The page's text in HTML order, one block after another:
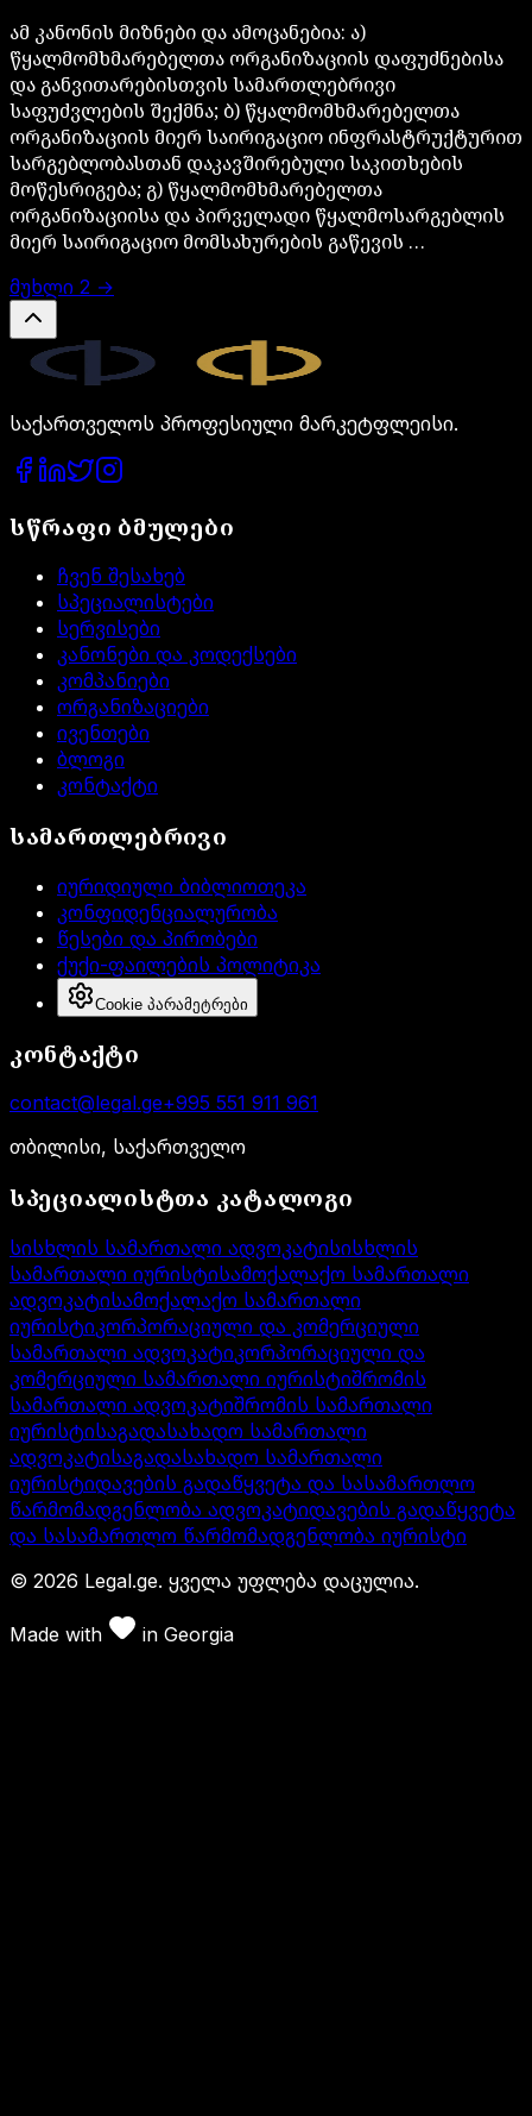
ამ კანონის მიზნები და ამოცანებია: ა)
წყალმომხმარებელთა ორგანიზაციის დაფუძნებისა
და განვითარებისთვის სამართლებრივი
საფუძვლების შექმნა; ბ) წყალმომხმარებელთა
ორგანიზაციის მიერ საირიგაციო ინფრასტრუქტურით
სარგებლობასთან დაკავშირებული საკითხების
მოწესრიგება; გ) წყალმომხმარებელთა
ორგანიზაციისა და პირველადი წყალმოსარგებლის
მიერ საირიგაციო მომსახურების გაწევის …
მუხლი 2 →
საქართველოს პროფესიული მარკეტფლეისი.
სწრაფი ბმულები
ჩვენ შესახებ
სპეციალისტები
სერვისები
კანონები და კოდექსები
კომპანიები
ორგანიზაციები
ივენთები
ბლოგი
კონტაქტი
სამართლებრივი
იურიდიული ბიბლიოთეკა
კონფიდენციალურობა
წესები და პირობები
ქუქი-ფაილების პოლიტიკა
Cookie პარამეტრები
კონტაქტი
contact@legal.ge+995 551 911 961
თბილისი, საქართველო
სპეციალისტთა კატალოგი
სისხლის სამართალი ადვოკატისისხლის
სამართალი იურისტისამოქალაქო სამართალი
ადვოკატისამოქალაქო სამართალი
იურისტიკორპორაციული და კომერციული
სამართალი ადვოკატიკორპორაციული და
კომერციული სამართალი იურისტიშრომის
სამართალი ადვოკატიშრომის სამართალი
იურისტისაგადასახადო სამართალი
ადვოკატისაგადასახადო სამართალი
იურისტიდავების გადაწყვეტა და სასამართლო
წარმომადგენლობა ადვოკატიდავების გადაწყვეტა
და სასამართლო წარმომადგენლობა იურისტი
© 2026 Legal.ge. ყველა უფლება დაცულია.
Made with in Georgia